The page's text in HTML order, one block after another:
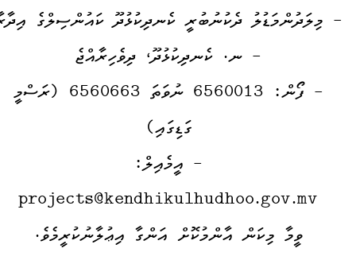
- މިލަދުންމަޑުލު ދެކުނުބުރީ ކެނދިކުޅުދޫ ކައުންސިލްގެ
- ނ. ކެނދިކުޅުދޫ، ދިވެހިރާއްޖެ
- ފޯން: 6560013 ނުވަތަ 6560663 (ރަސްމީ
ގަޑިގައި)
- އީމެއިލް:
projects@kendhikulhudhoo.gov.mv
ވީމާ މިކަން އާންމުކޮށް އަންގާ އިޢުލާނުކުރީމެވެ.